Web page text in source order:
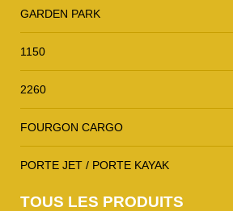
GARDEN PARK
1150
2260
FOURGON CARGO
PORTE JET / PORTE KAYAK
TOUS LES PRODUITS